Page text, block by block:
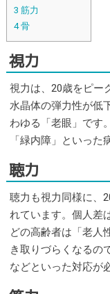
3 筋力
4骨
視力
視力は、20歳をピー
水晶体の弾力性が低
わゆる「老眼」です
「緑内障」といった
聴力
聴力も視力同様に、
れています。個人差
どの高齢者は「老人
き取りづらくなるの
などといった対応が